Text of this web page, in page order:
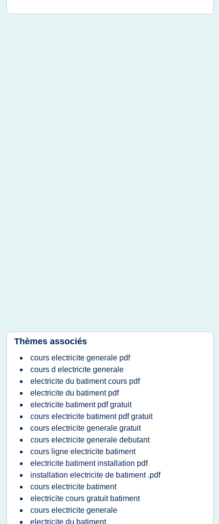
Thèmes associés
cours electricite generale pdf
cours d electricite generale
electricite du batiment cours pdf
electricite du batiment pdf
electricite batiment pdf gratuit
cours electricite batiment pdf gratuit
cours electricite generale gratuit
cours electricite generale debutant
cours ligne electricite batiment
electricite batiment installation pdf
installation electricite de batiment .pdf
cours electricite batiment
electricite cours gratuit batiment
cours electricite generale
electricite du batiment